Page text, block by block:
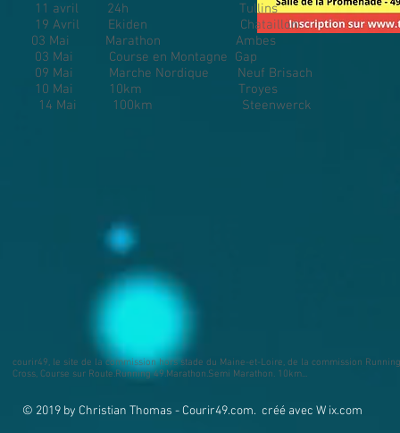
11 avril 24h Tullins
19 Avril Ekiden Chataillon
03 Mai Marathon Ambes
03 Mai Course en Montagne Gap
09 Mai Marche Nordique Neuf Brisach
10 Mai 10km Troyes
14 Mai 100km Steenwerck
courir49, le site de la commission hors stade du Maine-et-Loire, de la commission
Cross, Course sur Route.Running 49.Marathon.Semi Marathon. 10km...
© 2019 by Christian Thomas - Courir49.com. créé avec W ix.com